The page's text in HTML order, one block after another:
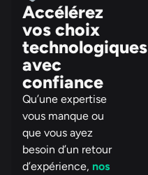
Accélérez
vos choix
technologiques
avec
confiance
Qu’une expertise
vous manque ou
que vous ayez
besoin d’un retour
d’expérience, nos